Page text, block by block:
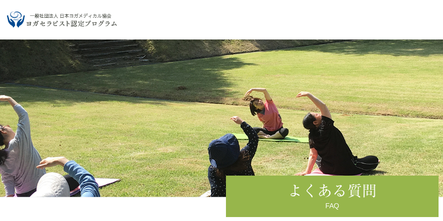
よくある質問
FAQ